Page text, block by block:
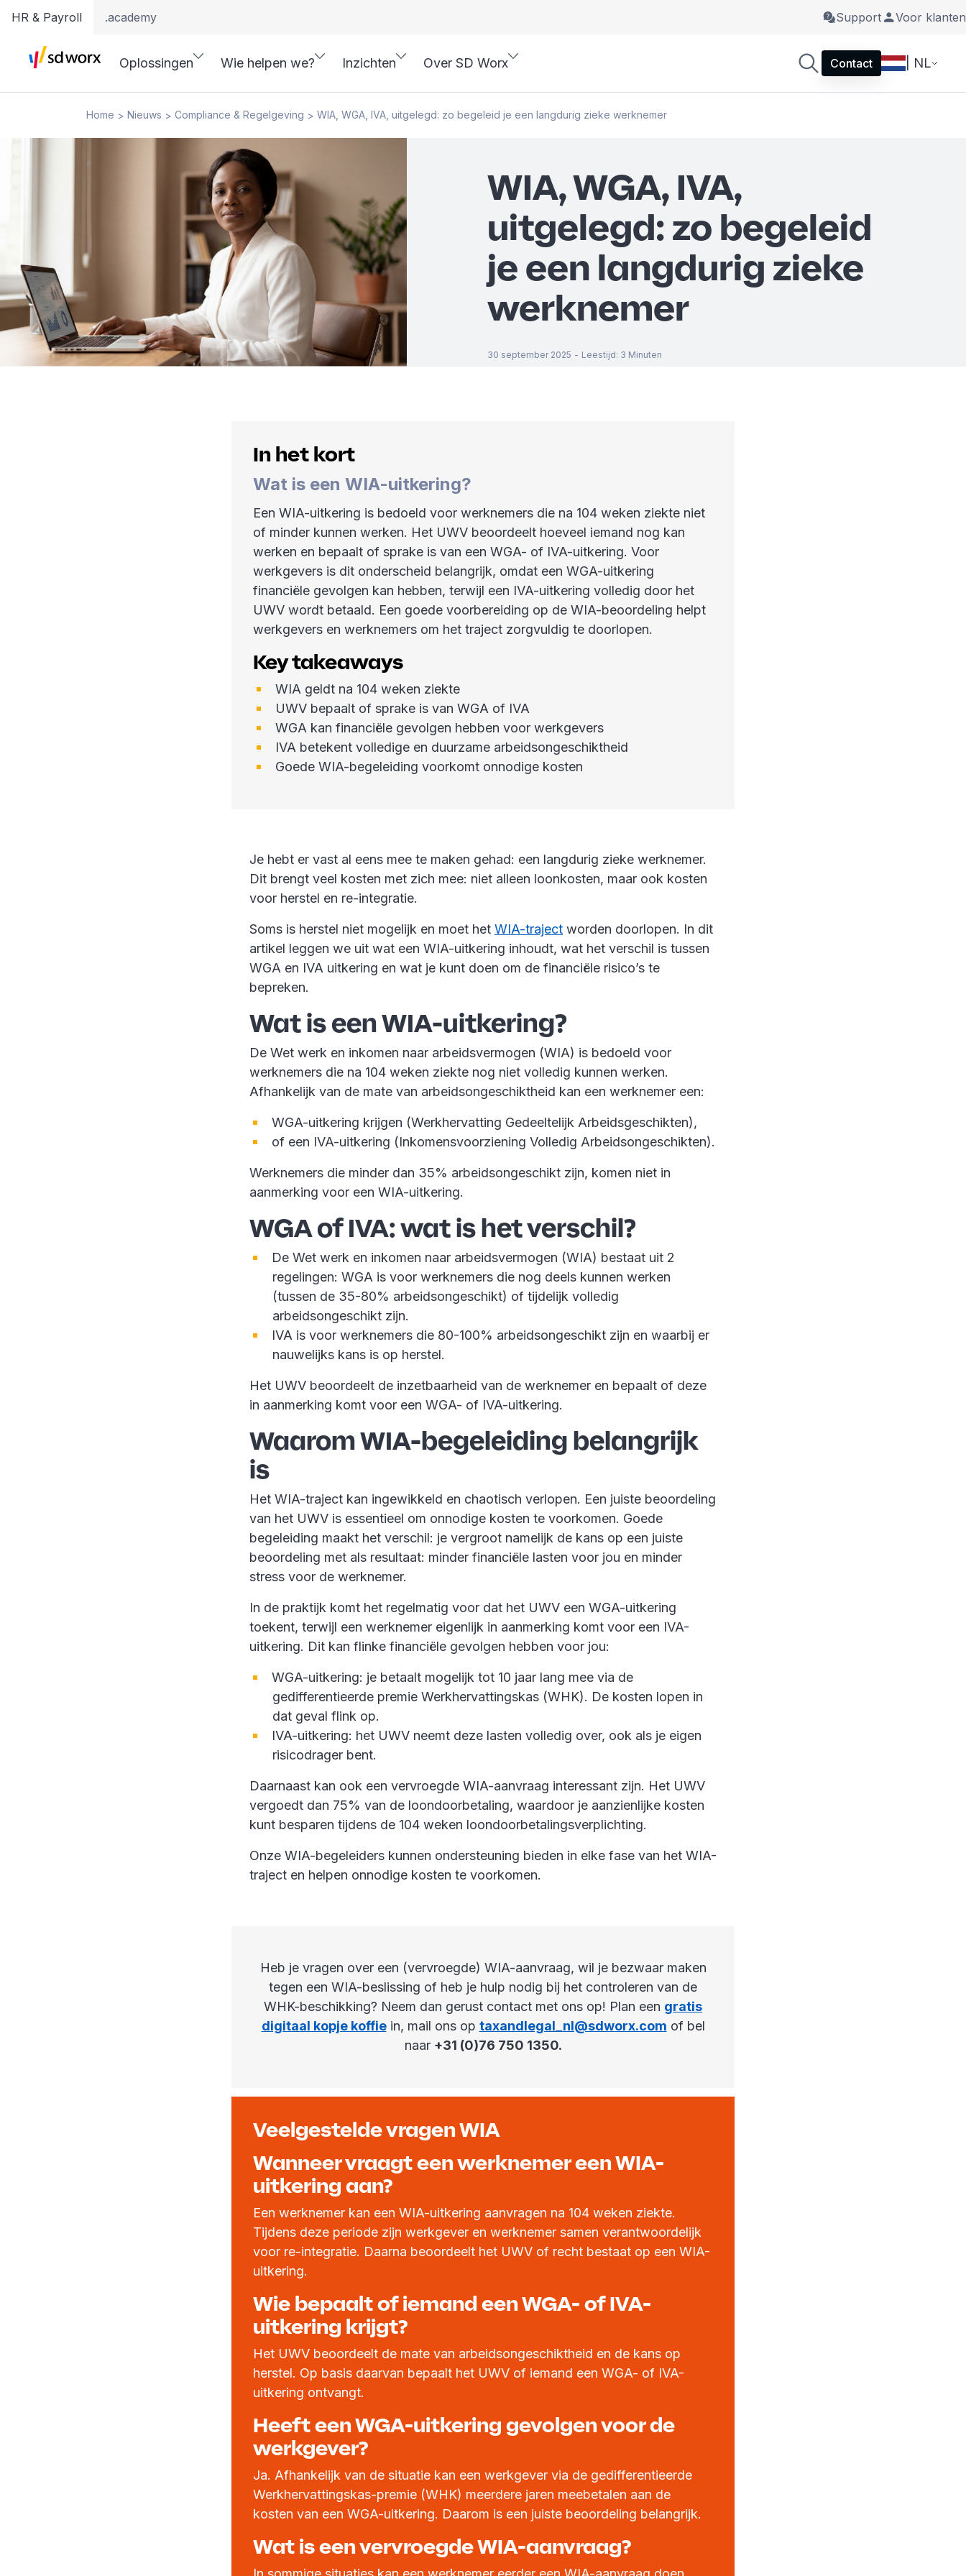
HR & Payroll .academy Support Voor klanten
Oplossingen Wie helpen we? Inzichten Over SD Worx Contact | NL
Home > Nieuws > Compliance & Regelgeving > WIA, WGA, IVA, uitgelegd: zo begeleid je een langdurig zieke werknemer
WIA, WGA, IVA,
uitgelegd: zo begeleid
je een langdurig zieke
werknemer
30 september 2025 - Leestijd: 3 Minuten
In het kort
Wat is een WIA-uitkering?
Een WIA-uitkering is bedoeld voor werknemers die na 104 weken ziekte niet
of minder kunnen werken. Het UWV beoordeelt hoeveel iemand nog kan
werken en bepaalt of sprake is van een WGA- of IVA-uitkering. Voor
werkgevers is dit onderscheid belangrijk, omdat een WGA-uitkering
financiële gevolgen kan hebben, terwijl een IVA-uitkering volledig door het
UWV wordt betaald. Een goede voorbereiding op de WIA-beoordeling helpt
werkgevers en werknemers om het traject zorgvuldig te doorlopen.
Key takeaways
WIA geldt na 104 weken ziekte
UWV bepaalt of sprake is van WGA of IVA
WGA kan financiële gevolgen hebben voor werkgevers
IVA betekent volledige en duurzame arbeidsongeschiktheid
Goede WIA-begeleiding voorkomt onnodige kosten
Je hebt er vast al eens mee te maken gehad: een langdurig zieke werknemer.
Dit brengt veel kosten met zich mee: niet alleen loonkosten, maar ook kosten
voor herstel en re-integratie.
Soms is herstel niet mogelijk en moet het WIA-traject worden doorlopen. In dit
artikel leggen we uit wat een WIA-uitkering inhoudt, wat het verschil is tussen
WGA en IVA uitkering en wat je kunt doen om de financiële risico’s te
bepreken.
Wat is een WIA-uitkering?
De Wet werk en inkomen naar arbeidsvermogen (WIA) is bedoeld voor
werknemers die na 104 weken ziekte nog niet volledig kunnen werken.
Afhankelijk van de mate van arbeidsongeschiktheid kan een werknemer een:
WGA-uitkering krijgen (Werkhervatting Gedeeltelijk Arbeidsgeschikten),
of een IVA-uitkering (Inkomensvoorziening Volledig Arbeidsongeschikten).
Werknemers die minder dan 35% arbeidsongeschikt zijn, komen niet in
aanmerking voor een WIA-uitkering.
WGA of IVA: wat is het verschil?
De Wet werk en inkomen naar arbeidsvermogen (WIA) bestaat uit 2
regelingen: WGA is voor werknemers die nog deels kunnen werken
(tussen de 35-80% arbeidsongeschikt) of tijdelijk volledig
arbeidsongeschikt zijn.
IVA is voor werknemers die 80-100% arbeidsongeschikt zijn en waarbij er
nauwelijks kans is op herstel.
Het UWV beoordeelt de inzetbaarheid van de werknemer en bepaalt of deze
in aanmerking komt voor een WGA- of IVA-uitkering.
Waarom WIA-begeleiding belangrijk
is
Het WIA-traject kan ingewikkeld en chaotisch verlopen. Een juiste beoordeling
van het UWV is essentieel om onnodige kosten te voorkomen. Goede
begeleiding maakt het verschil: je vergroot namelijk de kans op een juiste
beoordeling met als resultaat: minder financiële lasten voor jou en minder
stress voor de werknemer.
In de praktijk komt het regelmatig voor dat het UWV een WGA-uitkering
toekent, terwijl een werknemer eigenlijk in aanmerking komt voor een IVA-
uitkering. Dit kan flinke financiële gevolgen hebben voor jou:
WGA-uitkering: je betaalt mogelijk tot 10 jaar lang mee via de
gedifferentieerde premie Werkhervattingskas (WHK). De kosten lopen in
dat geval flink op.
IVA-uitkering: het UWV neemt deze lasten volledig over, ook als je eigen
risicodrager bent.
Daarnaast kan ook een vervroegde WIA-aanvraag interessant zijn. Het UWV
vergoedt dan 75% van de loondoorbetaling, waardoor je aanzienlijke kosten
kunt besparen tijdens de 104 weken loondoorbetalingsverplichting.
Onze WIA-begeleiders kunnen ondersteuning bieden in elke fase van het WIA-
traject en helpen onnodige kosten te voorkomen.
Heb je vragen over een (vervroegde) WIA-aanvraag, wil je bezwaar maken
tegen een WIA-beslissing of heb je hulp nodig bij het controleren van de
WHK-beschikking? Neem dan gerust contact met ons op! Plan een gratis
digitaal kopje koffiein, mail ons op taxandlegal_nl@sdworx.com of bel
naar +31 (0)76 750 1350.
Veelgestelde vragen WIA
Wanneer vraagt een werknemer een WIA-
uitkering aan?
Een werknemer kan een WIA-uitkering aanvragen na 104 weken ziekte.
Tijdens deze periode zijn werkgever en werknemer samen verantwoordelijk
voor re-integratie. Daarna beoordeelt het UWV of recht bestaat op een WIA-
uitkering.
Wie bepaalt of iemand een WGA- of IVA-
uitkering krijgt?
Het UWV beoordeelt de mate van arbeidsongeschiktheid en de kans op
herstel. Op basis daarvan bepaalt het UWV of iemand een WGA- of IVA-
uitkering ontvangt.
Heeft een WGA-uitkering gevolgen voor de
werkgever?
Ja. Afhankelijk van de situatie kan een werkgever via de gedifferentieerde
Werkhervattingskas-premie (WHK) meerdere jaren meebetalen aan de
kosten van een WGA-uitkering. Daarom is een juiste beoordeling belangrijk.
Wat is een vervroegde WIA-aanvraag?